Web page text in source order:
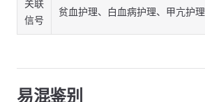
关联
信号
贫血护理、白血病护理、甲亢护理
易混鉴别